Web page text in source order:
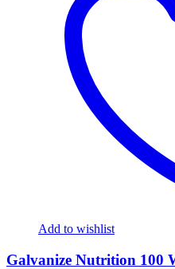
Add to wishlist
Galvanize Nutrition 100